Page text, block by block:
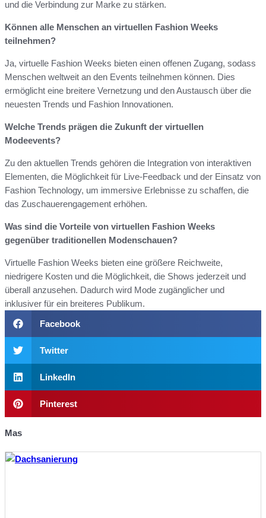
und die Verbindung zur Marke zu stärken.
Können alle Menschen an virtuellen Fashion Weeks
teilnehmen?
Ja, virtuelle Fashion Weeks bieten einen offenen Zugang, sodass
Menschen weltweit an den Events teilnehmen können. Dies
ermöglicht eine breitere Vernetzung und den Austausch über die
neuesten Trends und Fashion Innovationen.
Welche Trends prägen die Zukunft der virtuellen
Modeevents?
Zu den aktuellen Trends gehören die Integration von interaktiven
Elementen, die Möglichkeit für Live-Feedback und der Einsatz von
Fashion Technology, um immersive Erlebnisse zu schaffen, die
das Zuschauerengagement erhöhen.
Was sind die Vorteile von virtuellen Fashion Weeks
gegenüber traditionellen Modenschauen?
Virtuelle Fashion Weeks bieten eine größere Reichweite,
niedrigere Kosten und die Möglichkeit, die Shows jederzeit und
überall anzusehen. Dadurch wird Mode zugänglicher und
inklusiver für ein breiteres Publikum.
Facebook
Twitter
LinkedIn
Pinterest
Mas